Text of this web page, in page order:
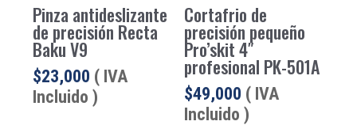
Pinza antideslizante
de precisión Recta
Baku V9
$23,000 ( IVA
Incluido )
Cortafrio de
precisión pequeño
Pro’skit 4″
profesional PK-501A
$49,000 ( IVA
Incluido )